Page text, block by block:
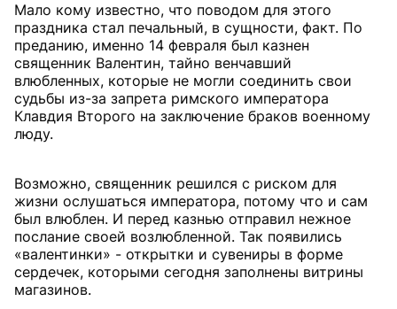
Мало кому известно, что поводом для этого
праздника стал печальный, в сущности, факт. По
преданию, именно 14 февраля был казнен
священник Валентин, тайно венчавший
влюбленных, которые не могли соединить свои
судьбы из-за запрета римского императора
Клавдия Второго на заключение браков военному
люду.
Возможно, священник решился с риском для
жизни ослушаться императора, потому что и сам
был влюблен. И перед казнью отправил нежное
послание своей возлюбленной. Так появились
«валентинки» - открытки и сувениры в форме
сердечек, которыми сегодня заполнены витрины
магазинов.